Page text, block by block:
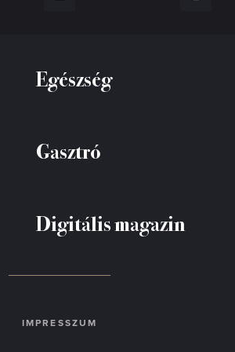
Egészség
Gasztró
Digitális magazin
IMPRESSZUM